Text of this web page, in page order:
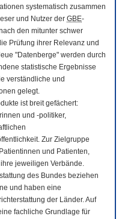
systematisch zusammen
und Nutzer der GBE-
den mitunter schwer
Prüfung ihrer Relevanz und
"Datenberge" werden durch
statistische Ergebnisse
verständliche und
gelegt.
ist breit gefächert:
und -politiker,
Zur Zielgruppe
und Patienten,
jeweiligen Verbände.
des Bundes beziehen
und haben eine
der Länder. Auf
fachliche Grundlage für